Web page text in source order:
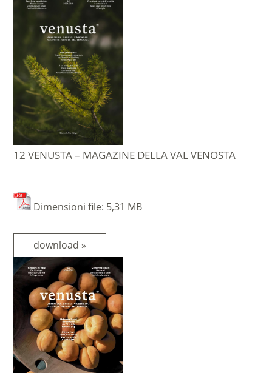
12 VENUSTA – MAGAZINE DELLA VAL VENOSTA
Dimensioni file: 5,31 MB
download »